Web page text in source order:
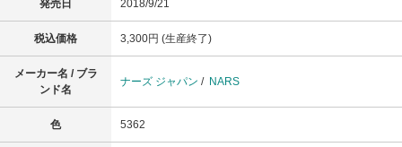
発売日 2018/9/21
税込価格 3,300円 (生産終了)
メーカー名 / ブラ
ンド名
ナーズ ジャパン / NARS
色 5362